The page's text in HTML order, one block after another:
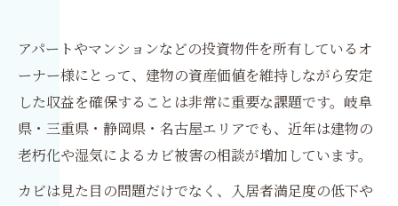
アパートやマンションなどの投資物件を所有しているオ
ーナー様にとって、建物の資産価値を維持しながら安定
した収益を確保することは非常に重要な課題です。岐阜
県・三重県・静岡県・名古屋エリアでも、近年は建物の
老朽化や湿気によるカビ被害の相談が増加しています。
カビは見た目の問題だけでなく、入居者満足度の低下や